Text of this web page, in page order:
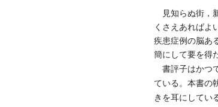
見知らぬ街，
くさえあればよ
疾患症例の脳あ
簡にして要を得
書評子はかつ
ている。本書の
きを耳にしてい